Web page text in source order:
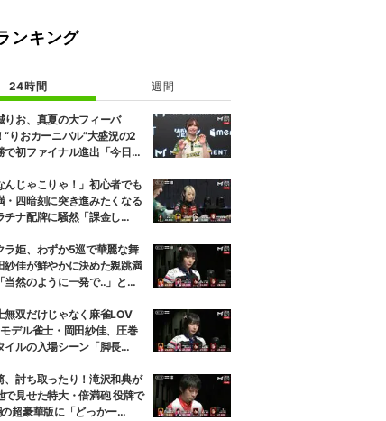
ンキング
24時間 週間
りお、真夏の大フィーバ
“りおカーニバル”大盛況の2
で初ファイナル進出「今日を
直樹／麻雀・Mトーナメント
んじゃこりゃ！」初心者でも
・四暗刻に突き進みたくなる
チナ配牌に騒然「課金し
ラ姫、わずか5巡で華麗な舞
紗佳が鮮やかに決めた親跳満
当然のように一発で‥」と驚
無双だけじゃなく麻雀LOV
デル雀士・岡田紗佳、圧巻
イルの入場シーン「脚長
・Mトーナメント
、討ち取ったり！滝沢和典が
で見せた特大・倍満砲 役牌で
超豪華版に「どっかー